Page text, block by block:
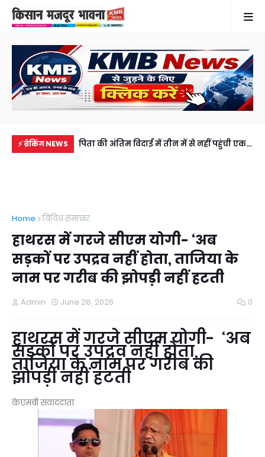
⚡ ब्रेकिंग NEWS
पिता की अंतिम विदाई में तीन में से नहीं पहुंची एक
सड़क हादसे में अतीक अहमद के छोटे बेटे समेत 2
Home विविध समाचार
हाथरस में गरजे सीएम योगी- ‘अब
सड़कों पर उपद्रव नहीं होता, ताजिया के
नाम पर गरीब की झोपड़ी नहीं हटती
Admin June 28, 2026 0
हाथरस में गरजे सीएम योगी- ‘अब
सड़कों पर उपद्रव नहीं होता,
ताजिया के नाम पर गरीब की
झोपड़ी नहीं हटती
केएमबी संवाददाता